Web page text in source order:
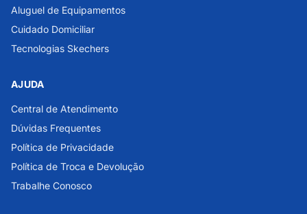
Aluguel de Equipamentos
Cuidado Domiciliar
Tecnologias Skechers
AJUDA
Central de Atendimento
Dúvidas Frequentes
Política de Privacidade
Política de Troca e Devolução
Trabalhe Conosco